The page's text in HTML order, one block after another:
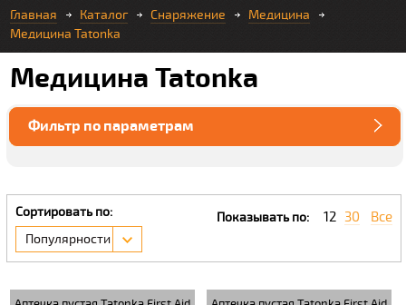
Главная Каталог Снаряжение
Медицина
Медицина Tatonka
Медицина Tatonka
Фильтр по параметрам
Сортировать по:
Популярности
Показывать по: 12 30 Все